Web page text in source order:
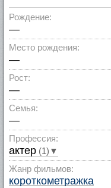
Рождение:
—
Место рождения:
—
Рост:
—
Семья:
—
Профессия:
актер (1)▼
Жанр фильмов:
короткометражка